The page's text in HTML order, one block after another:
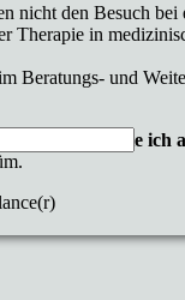
nicht den Besuch
Therapie in
Beratungs- und
Massagen biete ich